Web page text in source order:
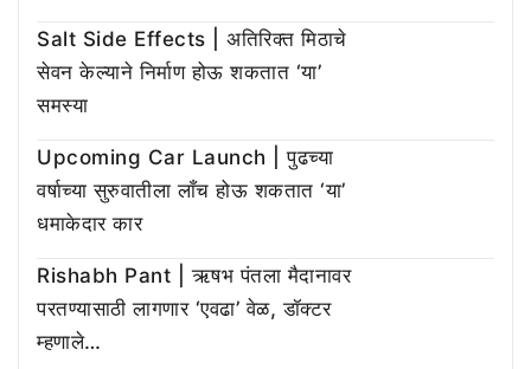
Salt Side Effects | अतिरिक्त मिठाचे
सेवन केल्याने निर्माण होऊ शकतात ‘या’
समस्या
Upcoming Car Launch | पुढच्या
वर्षाच्या सुरुवातीला लाँच होऊ शकतात ‘या’
धमाकेदार कार
Rishabh Pant | ऋषभ पंतला मैदानावर
परतण्यासाठी लागणार ‘एवढा’ वेळ, डॉक्टर
म्हणाले…